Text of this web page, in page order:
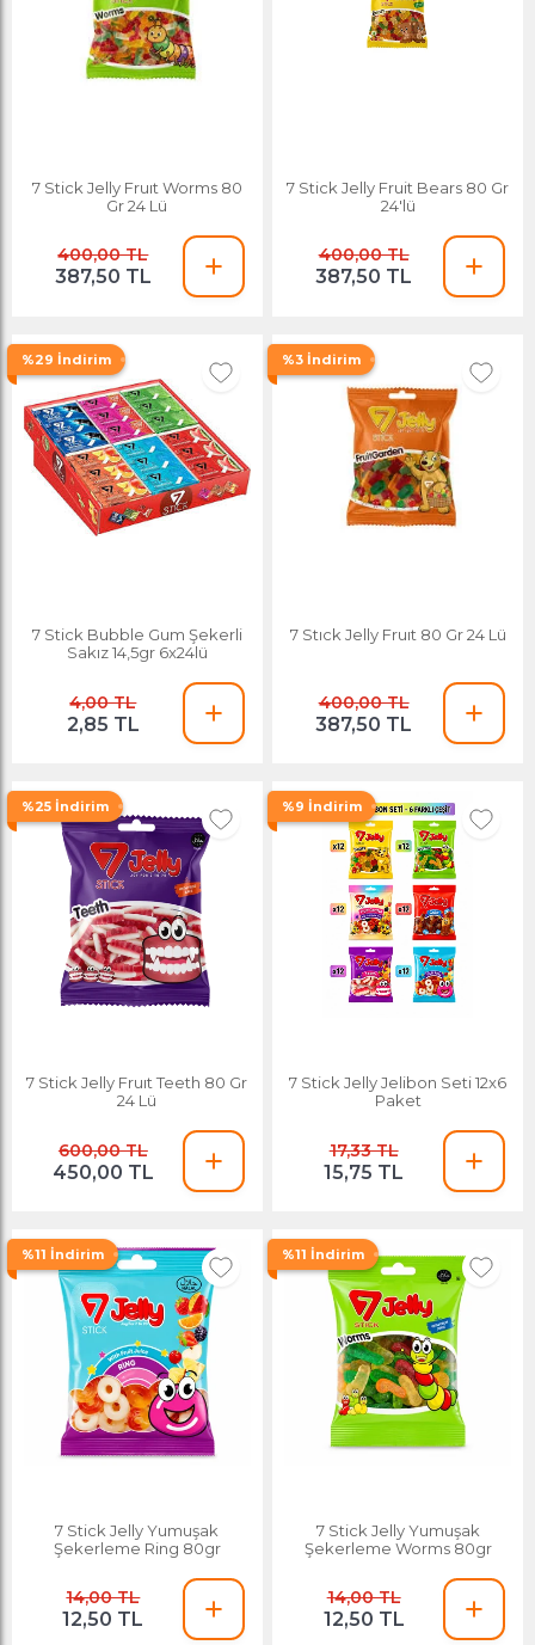
7 Stick Jelly Fruıt Worms 80
Gr 24 Lü
400,00 TL
387,50 TL
7 Stick Jelly Fruit Bears 80 Gr
24'lü
400,00 TL
387,50 TL
%29 İndirim
7 Stick Bubble Gum Şekerli
Sakız 14,5gr 6x24lü
4,00 TL
2,85 TL
%3 İndirim
7 Stıck Jelly Fruıt 80 Gr 24 Lü
400,00 TL
387,50 TL
%25 İndirim
7 Stick Jelly Fruıt Teeth 80 Gr
24 Lü
600,00 TL
450,00 TL
%9 İndirim
7 Stick Jelly Jelibon Seti 12x6
Paket
17,33 TL
15,75 TL
%11 İndirim
7 Stick Jelly Yumuşak
Şekerleme Ring 80gr
14,00 TL
12,50 TL
%11 İndirim
7 Stick Jelly Yumuşak
Şekerleme Worms 80gr
14,00 TL
12,50 TL